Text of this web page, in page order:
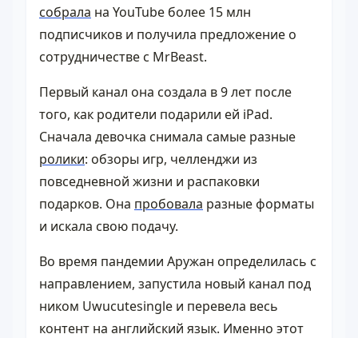
собрала на YouTube более 15 млн
подписчиков и получила предложение о
сотрудничестве с MrBeast.
Первый канал она создала в 9 лет после
того, как родители подарили ей iPad.
Сначала девочка снимала самые разные
ролики: обзоры игр, челленджи из
повседневной жизни и распаковки
подарков. Она пробовала разные форматы
и искала свою подачу.
Во время пандемии Аружан определилась с
направлением, запустила новый канал под
ником Uwucutesingle и перевела весь
контент на английский язык. Именно этот